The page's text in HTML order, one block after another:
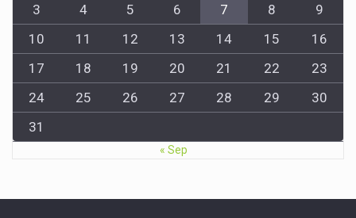
3
4 5 6 7 8
9
10
11 12 13 14 15
16
17
18 19 20 21 22
23
24
25 26 27 28 29
30
31
« Sep